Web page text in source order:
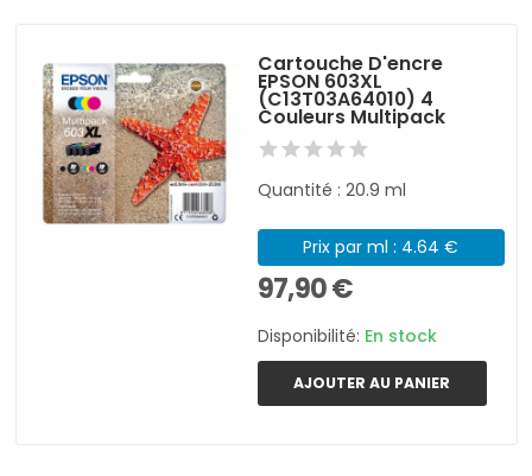
Cartouche D'encre
EPSON 603XL
(C13T03A64010) 4
Couleurs Multipack
Quantité : 20.9 ml
Prix par ml : 4.64 €
97,90 €
Disponibilité: En stock
AJOUTER AU PANIER